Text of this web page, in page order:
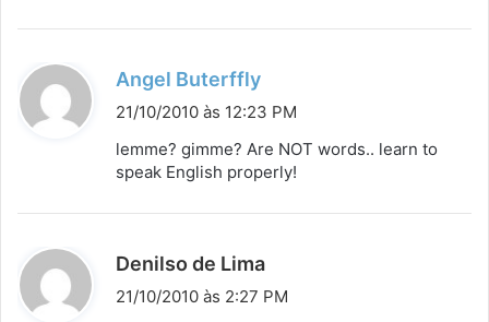
Angel Buterffly
i
s
21/10/2010 às 12:23 PM
lemme? gimme? Are NOT words.. learn to
speak English properly!
Denilso de Lima
i
21/10/2010 às 2:27 PM